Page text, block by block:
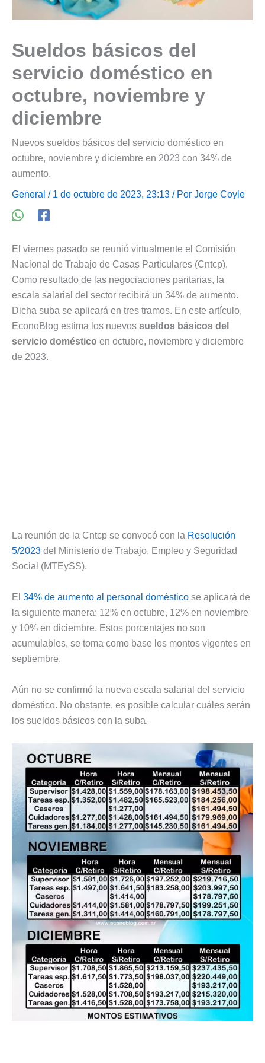
Sueldos básicos del
servicio doméstico en
octubre, noviembre y
diciembre
Nuevos sueldos básicos del servicio doméstico en
octubre, noviembre y diciembre en 2023 con 34% de
aumento.
General / 1 de octubre de 2023, 23:13 / Por Jorge Coyle
El viernes pasado se reunió virtualmente el Comisión
Nacional de Trabajo de Casas Particulares (Cntcp).
Como resultado de las negociaciones paritarias, la
escala salarial del sector recibirá un 34% de aumento.
Dicha suba se aplicará en tres tramos. En este artículo,
EconoBlog estima los nuevos sueldos básicos del
servicio doméstico en octubre, noviembre y diciembre
de 2023.
La reunión de la Cntcp se convocó con la Resolución
5/2023 del Ministerio de Trabajo, Empleo y Seguridad
Social (MTEySS).
El 34% de aumento al personal doméstico se aplicará de
la siguiente manera: 12% en octubre, 12% en noviembre
y 10% en diciembre. Estos porcentajes no son
acumulables, se toma como base los montos vigentes en
septiembre.
Aún no se confirmó la nueva escala salarial del servicio
doméstico. No obstante, es posible calcular cuáles serán
los sueldos básicos con la suba.